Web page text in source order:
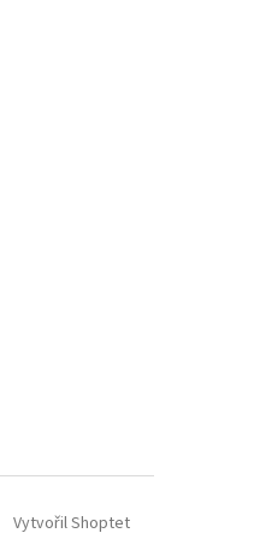
Vytvořil Shoptet